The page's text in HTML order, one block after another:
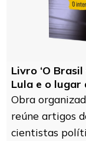
Livro ‘O
Lula e o lugar
Obra
reúne artigos
cientistas